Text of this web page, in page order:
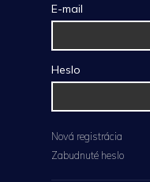
E-mail
Heslo
Nová registrácia
Zabudnuté heslo